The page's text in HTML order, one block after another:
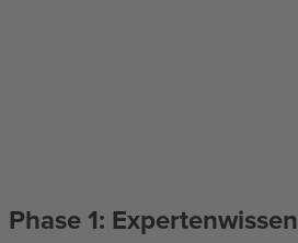
Phase 1: Expertenwissen